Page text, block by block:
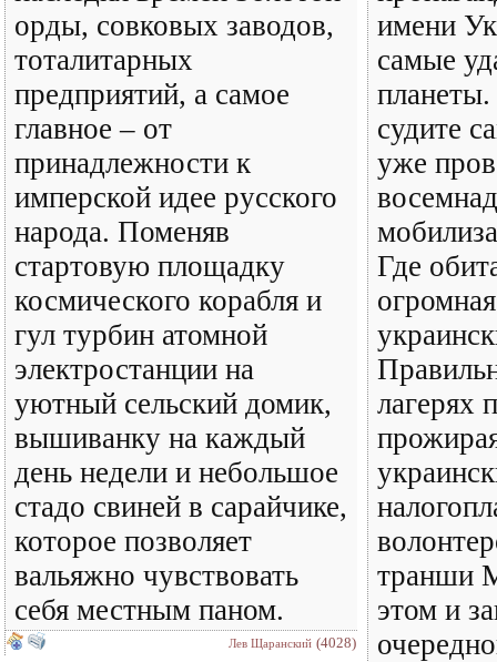
орды, совковых заводов,
тоталитарных
предприятий, а самое
главное – от
принадлежности к
имперской идее русского
народа. Поменяв
стартовую площадку
космического корабля и
гул турбин атомной
электростанции на
уютный сельский домик,
вышиванку на каждый
день недели и небольшое
стадо свиней в сарайчике,
которое позволяет
вальяжно чувствовать
себя местным паном.
Лев Щаранский (4028)
имени
самые
судите
уже
Где
лагерях
транши
этом и